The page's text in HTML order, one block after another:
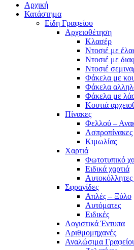
Αρχική
Κατάστημα
Είδη Γραφείου
Αρχειοθέτηση
Κλασέρ
Ντοσιέ με
Ντοσιέ με
Ντοσιέ
Φάκελα με
Φάκελα
Φάκελα με
Κουτιά
Πίνακες
Φελλού –
Ασπροπίνακες
Κιμωλίας
Χαρτιά
Φωτοτυπικό
Ειδικά χαρτιά
Αυτοκόλλητες
Σφραγίδες
Απλές – Ξύλο
Αυτόματες
Ειδικές
Λογιστικά Έντυπα
Αριθμομηχανές
Αναλώσιμα